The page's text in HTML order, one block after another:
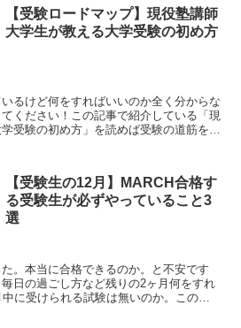
【受験ロードマップ】現役塾講師
大学生が教える大学受験の初め方
るけど何をすればいいのか全く分からな
ください！この記事で紹介している「現
受験の初め方」を読めば受験の道筋を明
【受験生の12月】MARCH合格す
る受験生が必ずやっていること3
選
。本当に合格できるのか。と不安です
日の過ごし方など残りの2ヶ月何をすれ
に受けられる試験は無いのか。この記